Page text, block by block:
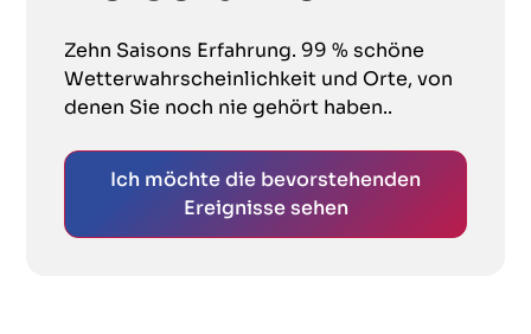
Zehn Saisons Erfahrung. 99 % schöne
Wetterwahrscheinlichkeit und Orte, von
denen Sie noch nie gehört haben..
Ich möchte die bevorstehenden
Ereignisse sehen